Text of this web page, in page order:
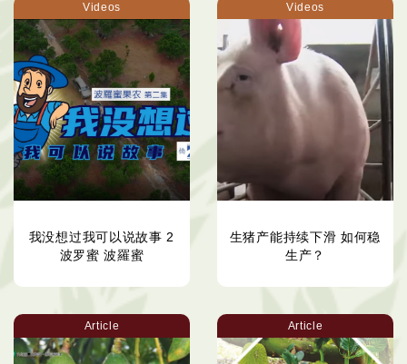
Videos
我没想过我可以说故事 2
波罗蜜 波羅蜜
Videos
生猪产能持续下滑 如何稳
生产？
Article Article